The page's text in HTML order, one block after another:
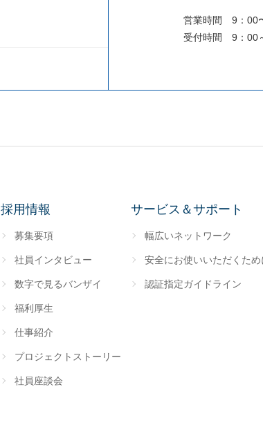
営業時間 9：00
受付時間 9：00
採用情報
募集要項
社員インタビュー
数字で見るバンザイ
福利厚生
仕事紹介
プロジェクトストーリー
社員座談会
サービス＆サポート
幅広いネットワーク
安全にお使いいただくため
認証指定ガイドライン